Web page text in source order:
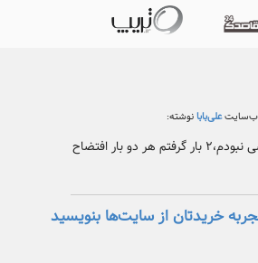
وب‌سایتعلی‌بابانوشته:
هر دو بار افتضاح
خریدتان از سایت‌ها بنویسید